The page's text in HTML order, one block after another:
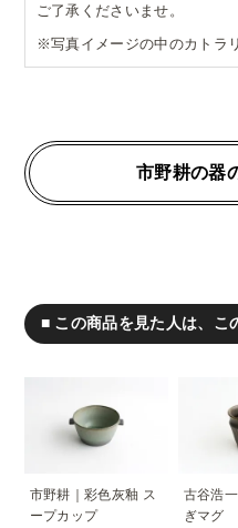
ご了承くださいませ。
※写真イメージの中のカトラ
市野耕の器
■ この商品を見た人は、こ
市野耕｜彩色灰釉 ス
ープカップ
古谷浩
ぎマグ